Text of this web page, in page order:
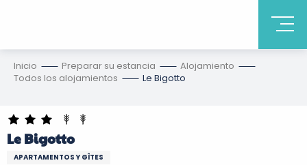
Inicio Preparar su estancia
Alojamiento
Todos los alojamientos
Le Bigotto
Le Bigotto
APARTAMENTOS Y GÎTES